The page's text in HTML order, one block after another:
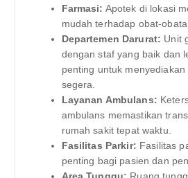
Farmasi: Apotek di lokasi
mudah terhadap obat-
Departemen Darurat: Unit
dengan staf yang baik dan
penting untuk
segera.
Layanan Ambulans:
ambulans memastikan
rumah sakit tepat waktu.
Fasilitas Parkir: Fasilitas
penting bagi pasien dan